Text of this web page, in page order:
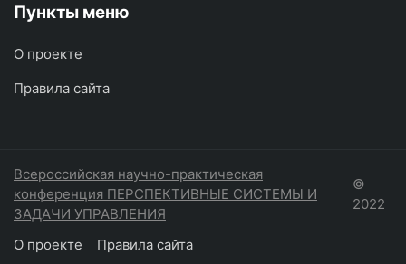
Пункты меню
О проекте
Правила сайта
Всероссийская научно-практическая
конференция ПЕРСПЕКТИВНЫЕ СИСТЕМЫ И
ЗАДАЧИ УПРАВЛЕНИЯ
©
2022
О проекте Правила сайта